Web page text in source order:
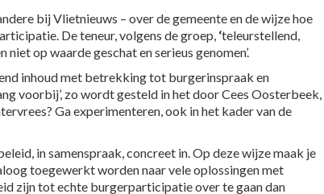
bij Vlietnieuws – over de gemeente en de wijze hoe
De teneur, volgens de groep, ‘teleurstellend,
op waarde geschat en serieus genomen’.
inhoud met betrekking tot burgerinspraak en
voorbij’, zo wordt gesteld in het door Cees Oosterbeek,
Ga experimenteren, ook in het kader van de
in samenspraak, concreet in. Op deze wijze maak je
toegewerkt worden naar vele oplossingen met
zijn tot echte burgerparticipatie over te gaan dan